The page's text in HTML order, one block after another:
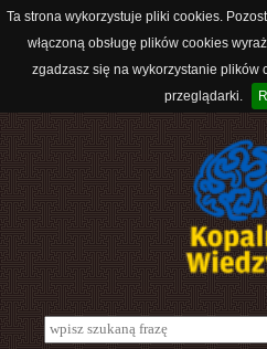
Ta strona wykorzystuje pliki cookies.
włączoną obsługę plików cookies
zgadzasz się na wykorzystanie plików
przeglądarki.